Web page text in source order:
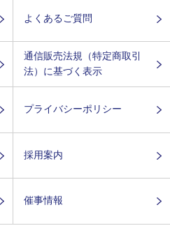
よくあるご質問
通信販売法規（特定商取引
法）に基づく表示
プライバシーポリシー
採用案内
催事情報